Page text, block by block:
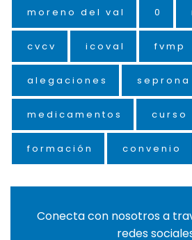
moreno del val 0
cvcv icoval fvmp
alegaciones seprona
medicamentos curso
formación convenio
Conecta con nosotros a
redes